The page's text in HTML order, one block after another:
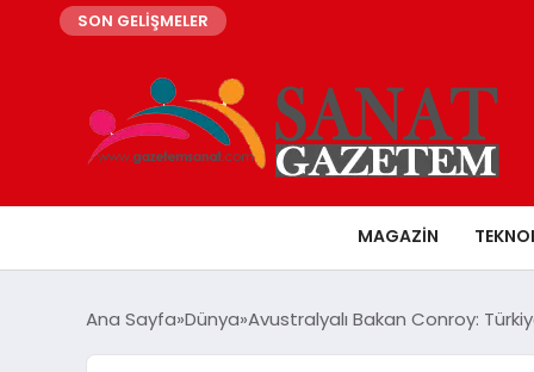
SON GELİŞMELER
MAGAZIN
Ana Sayfa Dünya Avustralyalı Bakan Conroy: